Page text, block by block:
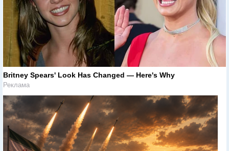
Britney Spears' Look Has Changed — Here's Why
Реклама